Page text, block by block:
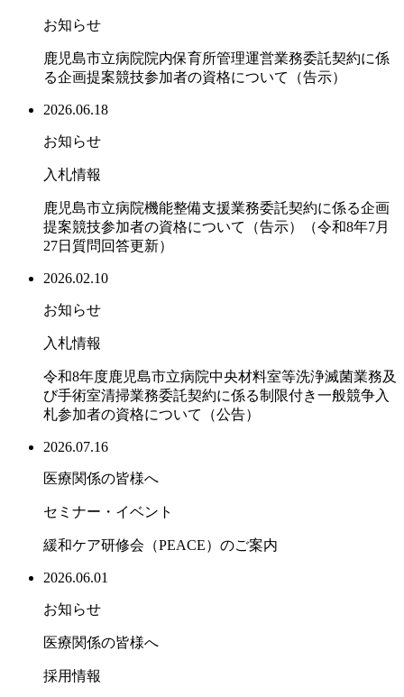
お知らせ
鹿児島市立病院院内保育所管理運営業務委託契約に係
る企画提案競技参加者の資格について（告示）
2026.06.18
お知らせ
入札情報
鹿児島市立病院機能整備支援業務委託契約に係る企画
提案競技参加者の資格について（告示）（令和8年7月
27日質問回答更新）
2026.02.10
お知らせ
入札情報
令和8年度鹿児島市立病院中央材料室等洗浄滅菌業務及
び手術室清掃業務委託契約に係る制限付き一般競争入
札参加者の資格について（公告）
2026.07.16
医療関係の皆様へ
セミナー・イベント
緩和ケア研修会（PEACE）のご案内
2026.06.01
お知らせ
医療関係の皆様へ
採用情報